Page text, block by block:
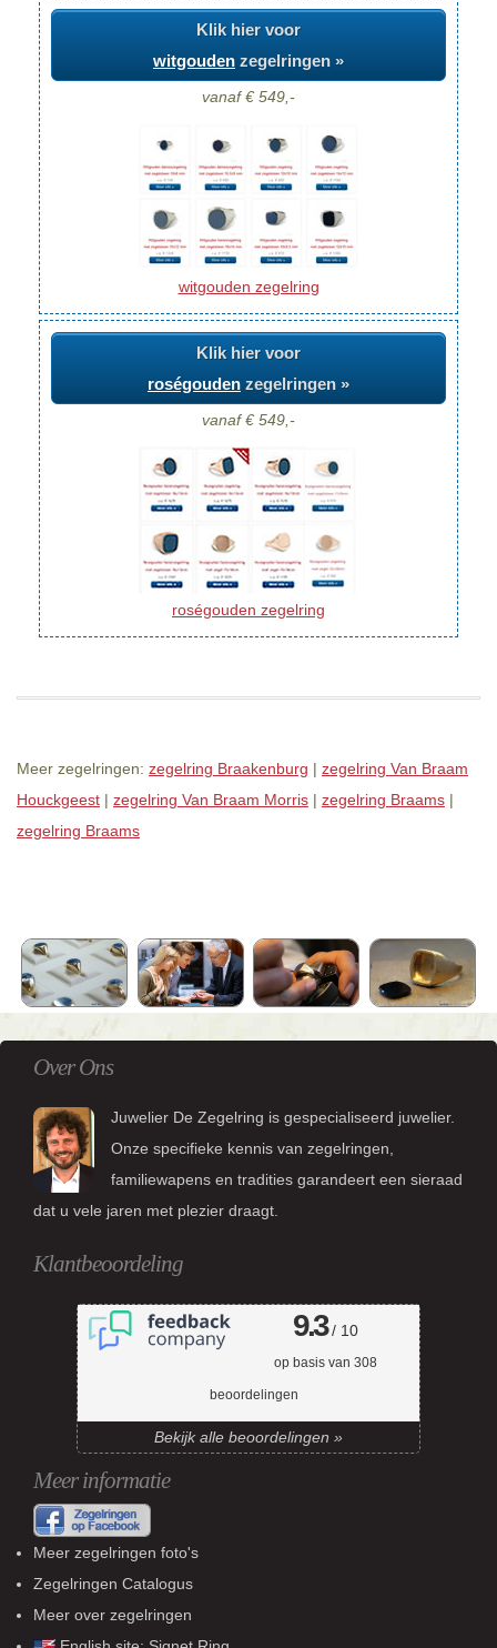
Klik hier voor
witgouden zegelringen »
vanaf € 549,-
witgouden zegelring
Klik hier voor
roségouden zegelringen »
vanaf € 549,-
roségouden zegelring
Meer zegelringen: zegelring Braakenburg | zegelring Van Braam
Houckgeest | zegelring Van Braam Morris | zegelring Braams |
zegelring Braams
Over Ons
Juwelier De Zegelring is gespecialiseerd juwelier.
Onze specifieke kennis van zegelringen,
familiewapens en tradities garandeert een sieraad
dat u vele jaren met plezier draagt.
Klantbeoordeling
9.3/ 10
op basis van 308
beoordelingen
Bekijk alle beoordelingen »
Meer informatie
Meer zegelringen foto's
Zegelringen Catalogus
Meer over zegelringen